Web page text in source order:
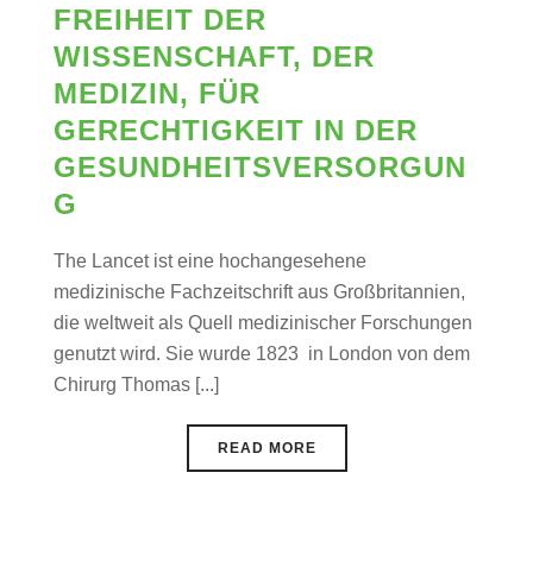
FREIHEIT DER
WISSENSCHAFT, DER
MEDIZIN, FÜR
GERECHTIGKEIT IN DER
GESUNDHEITSVERSORGUN
G
The Lancet ist eine hochangesehene
medizinische Fachzeitschrift aus Großbritannien,
die weltweit als Quell medizinischer Forschungen
genutzt wird. Sie wurde 1823 in London von dem
Chirurg Thomas [...]
READ MORE